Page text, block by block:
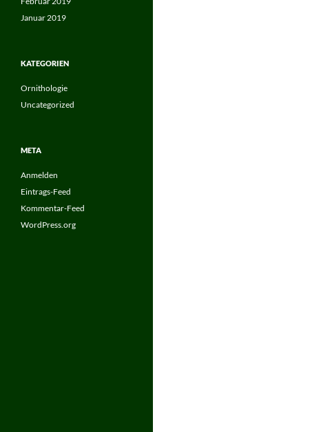
Januar 2019
KATEGORIEN
Ornithologie
Uncategorized
META
Anmelden
Eintrags-Feed
Kommentar-Feed
WordPress.org